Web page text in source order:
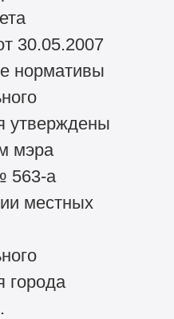
30.05.2007
нормативы
утверждены
мэра
563-а
местных
города